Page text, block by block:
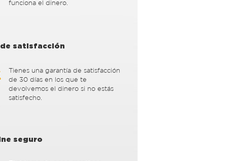
funciona el dinero.
satisfacción
Tienes una garantía de satisfacción
de 30 días en los que te
devolvemos el dinero si no estás
satisfecho.
seguro